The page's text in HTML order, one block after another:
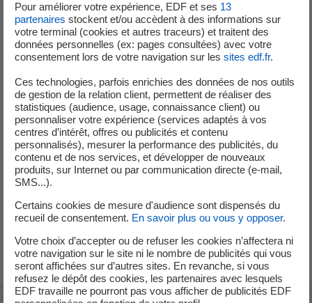
de la video Rendez-vous en terre
Pour améliorer votre expérience, EDF et ses 13
partenaires stockent et/ou accèdent à des informations sur
votre terminal (cookies et autres traceurs) et traitent des
données personnelles (ex: pages consultées) avec votre
consentement lors de votre navigation sur les sites edf.fr.
Ces technologies, parfois enrichies des données de nos outils
de gestion de la relation client, permettent de réaliser des
statistiques (audience, usage, connaissance client) ou
personnaliser votre expérience (services adaptés à vos
centres d’intérêt, offres ou publicités et contenu
personnalisés), mesurer la performance des publicités, du
contenu et de nos services, et développer de nouveaux
produits, sur Internet ou par communication directe (e-mail,
SMS...).
Certains cookies de mesure d'audience sont dispensés du
recueil de consentement. En savoir plus ou vous y opposer.
Votre choix d’accepter ou de refuser les cookies n’affectera ni
votre navigation sur le site ni le nombre de publicités qui vous
seront affichées sur d’autres sites. En revanche, si vous
refusez le dépôt des cookies, les partenaires avec lesquels
EDF travaille ne pourront pas vous afficher de publicités EDF